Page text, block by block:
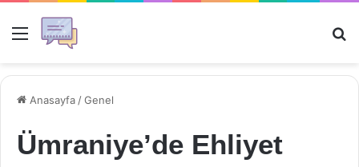
Menü
Anasayfa /Genel
Ümraniye’de Ehliyet